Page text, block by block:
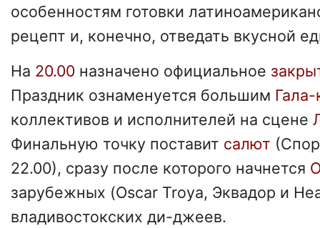
особенностям готовки
рецепт и, конечно, отведать вкусной
На 20.00 назначено официальное
Праздник ознаменуется большим
коллективов и исполнителей на сцене
Финальную точку поставит салют
22.00), сразу после которого начнется
зарубежных (Oscar Troya, Эквадор и
владивостокских ди-джеев.